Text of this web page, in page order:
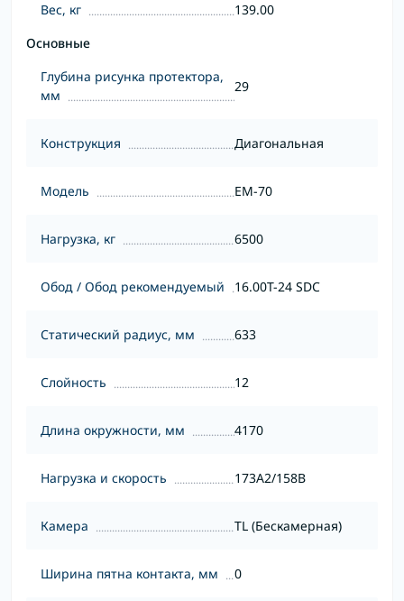
Вес, кг
139.00
Основные
Глубина рисунка протектора,
мм
29
Конструкция Диагональная
Модель EM-70
Нагрузка, кг 6500
Обод / Обод рекомендуемый 16.00T-24 SDC
Статический радиус, мм 633
Слойность 12
Длина окружности, мм 4170
Нагрузка и скорость 173A2/158B
Камера TL (Бескамерная)
Ширина пятна контакта, мм 0